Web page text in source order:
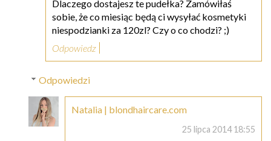
Dlaczego dostajesz te pudełka? Zamówiłaś
sobie, że co miesiąc będą ci wysyłać kosmetyki
niespodzianki za 120zl? Czy o co chodzi? ;)
Odpowiedz
Odpowiedzi
Natalia | blondhaircare.com
25 lipca 2014 18:55